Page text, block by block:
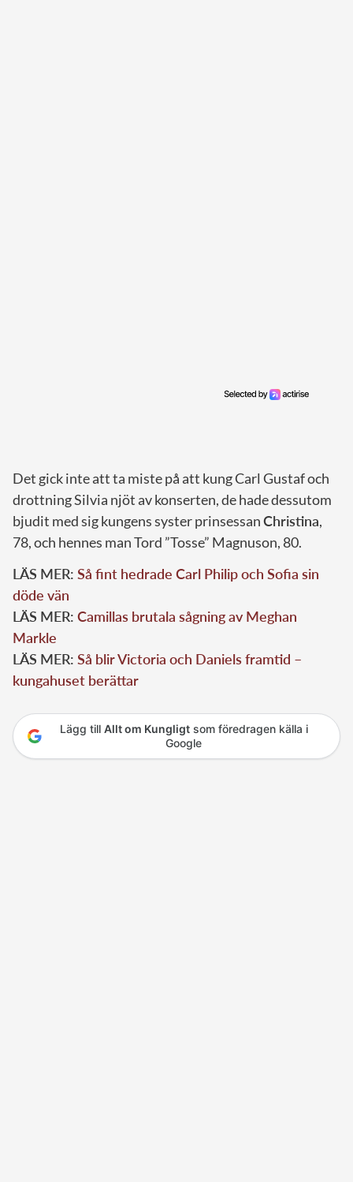
Det gick inte att ta miste på att kung Carl Gustaf och
drottning Silvia njöt av konserten, de hade dessutom
bjudit med sig kungens syster prinsessanChristina,
78, och hennes man Tord ”Tosse” Magnuson, 80.
LÄS MER: Så fint hedrade Carl Philip och Sofia sin
döde vän
LÄS MER: Camillas brutala sågning av Meghan
Markle
LÄS MER: Så blir Victoria och Daniels framtid –
kungahuset berättar
Lägg till Allt om Kungligtsom föredragen källa i
Google